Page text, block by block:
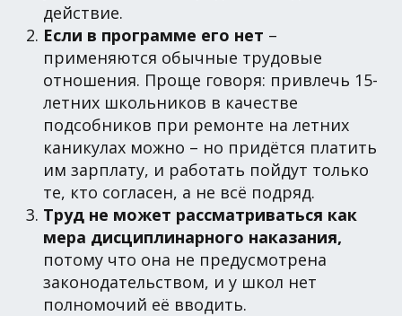
действие.
Если в программе его нет –
применяются обычные трудовые
отношения. Проще говоря: привлечь 15-
летних школьников в качестве
подсобников при ремонте на летних
каникулах можно – но придётся платить
им зарплату, и работать пойдут только
те, кто согласен, а не всё подряд.
Труд не может рассматриваться как
мера дисциплинарного наказания,
потому что она не предусмотрена
законодательством, и у школ нет
полномочий её вводить.